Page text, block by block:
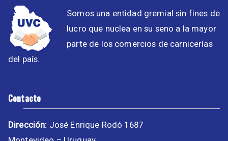
Somos una entidad gremial sin fines de
lucro que nuclea en su seno a la mayor
parte de los comercios de carnicerías
del país.
Contacto
Dirección: José Enrique Rodó 1687